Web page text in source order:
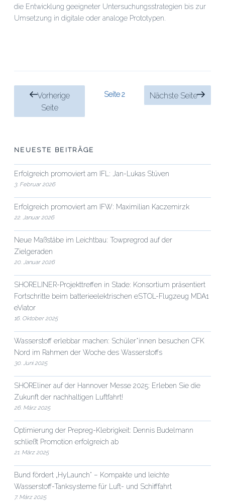
die Entwicklung geeigneter Untersuchungsstrategien bis zur
Umsetzung in digitale oder analoge Prototypen.
Beitragsnavigation
Vorherige
Seite
Seite2 Nächste Seite
NEUESTE BEITRÄGE
Erfolgreich promoviert am IFL: Jan-Lukas Stüven
3. Februar 2026
Erfolgreich promoviert am IFW: Maximilian Kaczemirzk
22. Januar 2026
Neue Maßstäbe im Leichtbau: Towpregrod auf der
Zielgeraden
20. Januar 2026
SHORELINER-Projekttreffen in Stade: Konsortium präsentiert
Fortschritte beim batterieelektrischen eSTOL-Flugzeug MDA1
eViator
16. Oktober 2025
Wasserstoff erlebbar machen: Schüler*innen besuchen CFK
Nord im Rahmen der Woche des Wasserstoffs
30. Juni 2025
SHOREliner auf der Hannover Messe 2025: Erleben Sie die
Zukunft der nachhaltigen Luftfahrt!
26. März 2025
Optimierung der Prepreg-Klebrigkeit: Dennis Budelmann
schließt Promotion erfolgreich ab
21. März 2025
Bund fördert „HyLaunch“ – Kompakte und leichte
Wasserstoff-Tanksysteme für Luft- und Schifffahrt
7. März 2025